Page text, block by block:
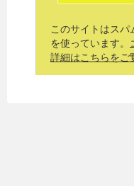
このサイトはス
を使っています。
詳細はこちらをご